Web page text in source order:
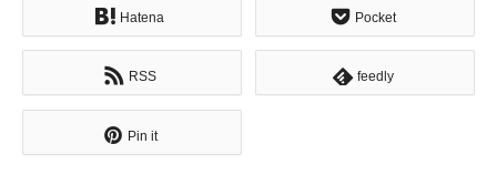
Hatena Pocket
RSS feedly
Pin it